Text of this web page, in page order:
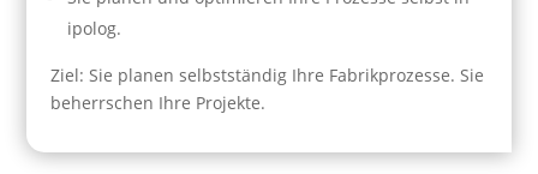
ipolog.
Ziel: Sie planen selbstständig Ihre Fabrikprozesse. Sie
beherrschen Ihre Projekte.